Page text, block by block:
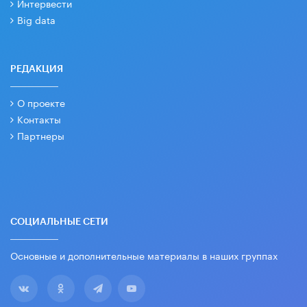
Big data
РЕДАКЦИЯ
О проекте
Контакты
Партнеры
СОЦИАЛЬНЫЕ СЕТИ
Основные и дополнительные материалы в наших группах